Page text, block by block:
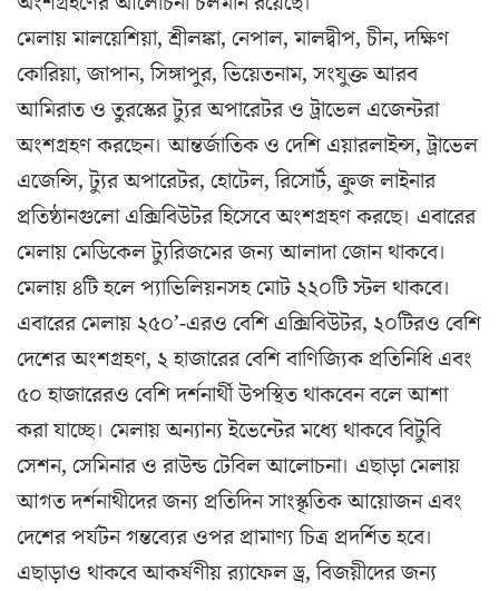
মেলায় মালয়েশিয়া, শ্রীলঙ্কা, নেপাল, মালদ্বীপ, চীন, দক্ষিণ
কোরিয়া, জাপান, সিঙ্গাপুর, ভিয়েতনাম, সংযুক্ত আরব
আমিরাত ও তুরস্কের ট্যুর অপারেটর ও ট্রাভেল এজেন্টরা
অংশগ্রহণ করছেন। আন্তর্জাতিক ও দেশি এয়ারলাইন্স, ট্রাভেল
এজেন্সি, ট্যুর অপারেটর, হোটেল, রিসোর্ট, ক্রুজ লাইনার
প্রতিষ্ঠানগুলো এক্সিবিউটর হিসেবে অংশগ্রহণ করছে। এবারের
মেলায় মেডিকেল ট্যুরিজমের জন্য আলাদা জোন থাকবে।
মেলায় ৪টি হলে প্যাভিলিয়নসহ মোট ২২০টি স্টল থাকবে।
এবারের মেলায় ২৫০’-এরও বেশি এক্সিবিউটর, ২০টিরও বেশি
দেশের অংশগ্রহণ, ২ হাজারের বেশি বাণিজ্যিক প্রতিনিধি এবং
৫০ হাজারেরও বেশি দর্শনার্থী উপস্থিত থাকবেন বলে আশা
করা যাচ্ছে। মেলায় অন্যান্য ইভেন্টের মধ্যে থাকবে বিটুবি
সেশন, সেমিনার ও রাউন্ড টেবিল আলোচনা। এছাড়া মেলায়
আগত দর্শনাথীদের জন্য প্রতিদিন সাংস্কৃতিক আয়োজন এবং
দেশের পর্যটন গন্তব্যের ওপর প্রামাণ্য চিত্র প্রদর্শিত হবে।
এছাড়াও থাকবে আকর্ষণীয় র‍্যাফেল ড্র, বিজয়ীদের জন্য